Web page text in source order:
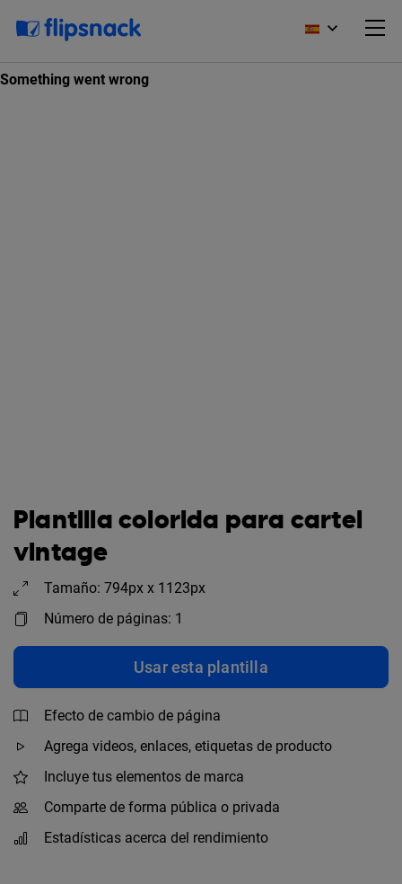
Plantilla colorida para cartel
vintage
Tamaño: 794px x 1123px
Número de páginas: 1
Usar esta plantilla
Efecto de cambio de página
Agrega videos, enlaces, etiquetas de producto
Incluye tus elementos de marca
Comparte de forma pública o privada
Estadísticas acerca del rendimiento